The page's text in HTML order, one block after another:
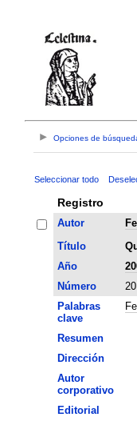
Opciones de
Seleccionar todo
Registro
Autor
Título
Año
Número
20
Palabras
clave
Resumen
Dirección
Autor
corporativo
Editorial